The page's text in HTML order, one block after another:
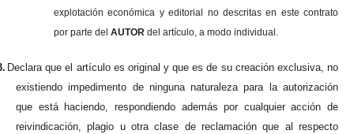
explotación económica y editorial no descritas en este contrato
por parte del AUTORdel artículo, a modo individual.
Declara que el artículo es original y que es de su creación exclusiva, no
existiendo impedimento de ninguna naturaleza para la autorización
que está haciendo, respondiendo además por cualquier acción de
reivindicación, plagio u otra clase de reclamación que al respecto